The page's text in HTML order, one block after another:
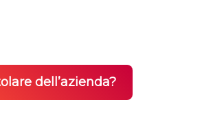
dell’azienda?